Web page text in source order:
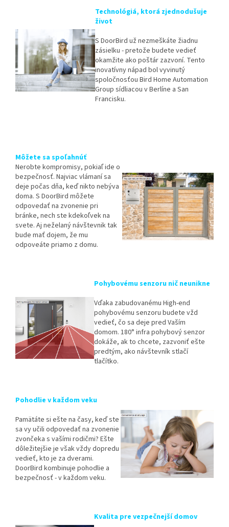
Technológiá, ktorá zjednodušuje
život
S DoorBird už nezmeškáte žiadnu
zásielku - pretože budete vedieť
okamžite ako poštár zazvoní. Tento
inovatívny nápad bol vyvinutý
spoločnosťou Bird Home Automation
Group sídliacou v Berlíne a San
Francisku.
Môžete sa spoľahnúť
Nerobte kompromisy, pokiaľ ide o
bezpečnosť. Najviac vlámaní sa
deje počas dňa, keď nikto nebýva
doma. S DoorBird môžete
odpovedať na zvonenie pri
bránke, nech ste kdekoľvek na
svete. Aj neželaný návštevnik tak
bude mať dojem, že mu
odpoveáte priamo z domu.
Pohybovému senzoru nič neunikne
Vďaka zabudovanému High-end
pohybovému senzoru budete vžd
vedieť, čo sa deje pred Vaším
domom. 180° infra pohybový senzor
dokáže, ak to chcete, zazvoniť ešte
predtým, ako návštevník stlačí
tlačítko.
Pohodlie v každom veku
Pamätáte si ešte na časy, keď ste
sa vy učili odpovedať na zvonenie
zvončeka s vašími rodičmi? Ešte
dôležitejšie je však vždy dopredu
vedieť, kto je za dverami.
DoorBird kombinuje pohodlie a
bezpečnosť - v každom veku.
Kvalita pre vezpečnejší domov